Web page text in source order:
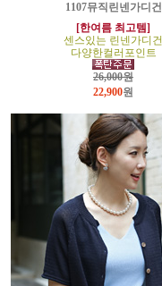
1107뮤직린넨가디건
[한여름 최고템]
센스있는 린넨가디건
다양한컬러포인트
26,000원
22,900원